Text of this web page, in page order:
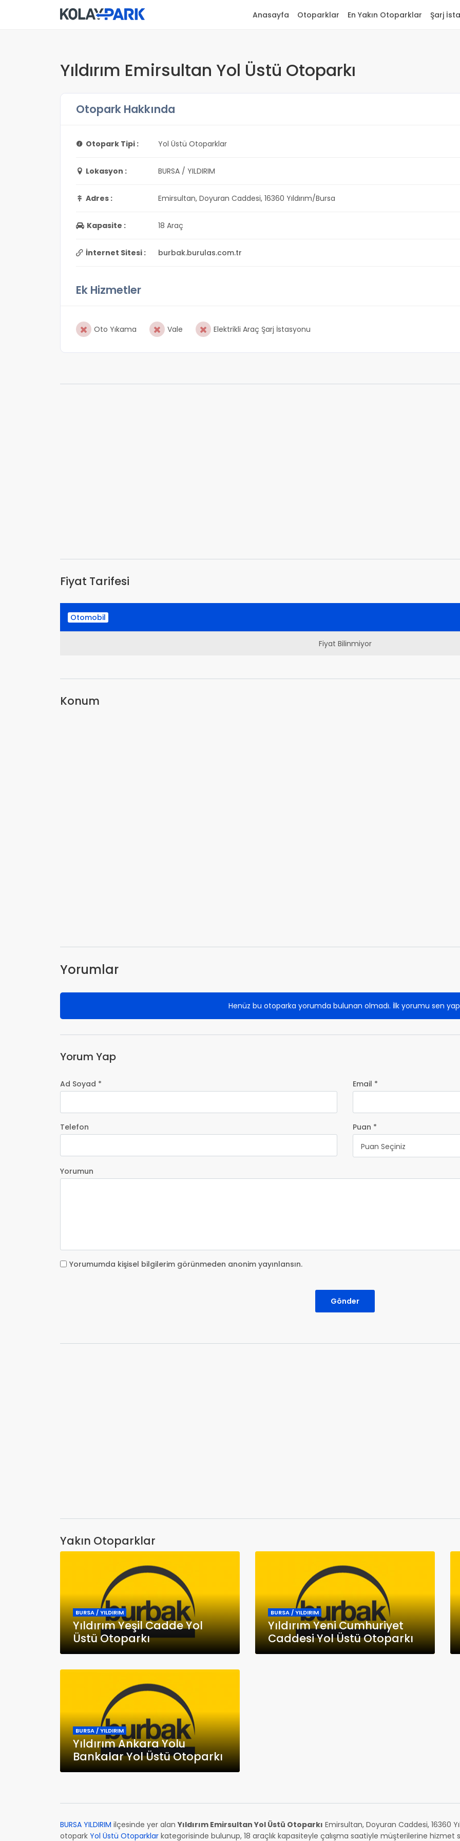
Anasayfa Otoparklar En Yakın Otoparklar Şarj
Yıldırım Emirsultan Yol Üstü Otoparkı
Otopark Hakkında
Otopark Tipi : Yol Üstü Otoparklar
Lokasyon : BURSA / YILDIRIM
Adres : Emirsultan, Doyuran Caddesi, 16360 Yıldırım/Bursa
Kapasite : 18 Araç
İnternet Sitesi : burbak.burulas.com.tr
Ek Hizmetler
Oto Yıkama Vale Elektrikli Araç Şarj İstasyonu
Fiyat Tarifesi
Otomobil
Fiyat Bilinmiyor
Konum
Yorumlar
Henüz bu otoparka yorumda bulunan olmadı. İlk yorumu sen
Yorum Yap
Ad Soyad * Email *
Telefon
Puan *
Puan Seçiniz
Yorumun
Yorumumda kişisel bilgilerim görünmeden anonim yayınlansın.
Gönder
Yakın Otoparklar
BURSA / YILDIRIM
Yıldırım Yeşil Cadde Yol
Üstü Otoparkı
BURSA / YILDIRIM
Yıldırım Yeni Cumhuriyet
Caddesi Yol Üstü Otoparkı
BURSA / YILDIRIM
Yıldırım Ankara Yolu
Bankalar Yol Üstü Otoparkı
BURSA YILDIRIM ilçesinde yer alanYıldırım Emirsultan Yol Üstü Otoparkı Emirsultan, Doyuran Caddesi, 16360
otopark Yol Üstü Otoparklar kategorisinde bulunup, 18 araçlık kapasiteyle çalışma saatiyle müşterilerine hizmet